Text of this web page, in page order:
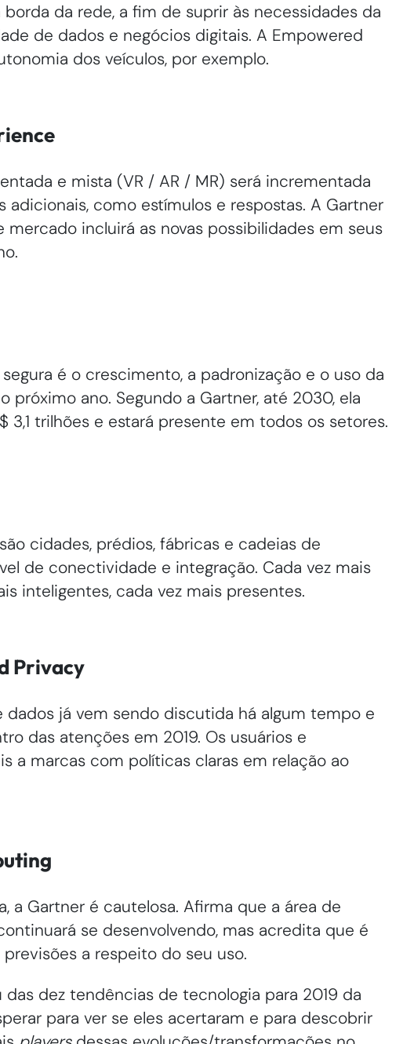
da rede, a fim de suprir às necessidades da
de dados e negócios digitais. A Empowered
dos veículos, por exemplo.
e mista (VR / AR / MR) será incrementada
adicionais, como estímulos e respostas. A Gartner
incluirá as novas possibilidades em seus
é o crescimento, a padronização e o uso da
próximo ano. Segundo a Gartner, até 2030, ela
3,1 trilhões e estará presente em todos os setores.
cidades, prédios, fábricas e cadeias de
de conectividade e integração. Cada vez mais
inteligentes, cada vez mais presentes.
Privacy
dados já vem sendo discutida há algum tempo e
das atenções em 2019. Os usuários e
a marcas com políticas claras em relação ao
a Gartner é cautelosa. Afirma que a área de
se desenvolvendo, mas acredita que é
a respeito do seu uso.
das dez tendências de tecnologia para 2019 da
para ver se eles acertaram e para descobrir